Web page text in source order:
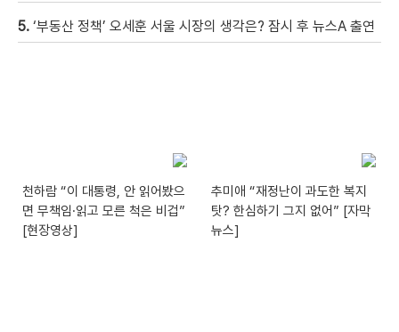
5. ‘부동산 정책’ 오세훈 서울 시장의 생각은? 잠시 후 뉴스A 출연
천하람 “이 대통령, 안 읽어봤으
면 무책임·읽고 모른 척은 비겁”
[현장영상]
추미애 “재정난이 과도한 복지
탓? 한심하기 그지 없어” [자막
뉴스]